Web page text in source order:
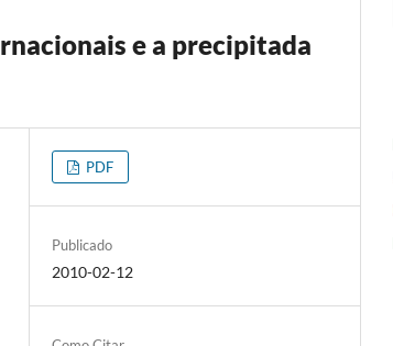
e a precipitada
PDF
Publicado
2010-02-12